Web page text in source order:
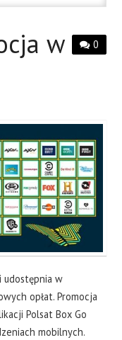
0
w
udostępnia w
opłat. Promocja
Polsat Box Go
mobilnych.